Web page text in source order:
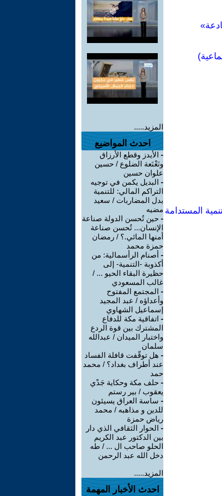
المستدامة
المزيد.....
احدث المواضيع
- الأيدز وقطع الأرزاق
ونَعْنَعة الضلوع / حسين
علوان حسين
- البديل يكمن في توجيه
التراكم المالي: للتنمية
بدل المضاربات / سعيد
مضيه
- حين تُحسن الدولة صناعة
الإنسان... تُحسن صناعة
أمنها المائي.؟ / رمضان
حمزة محمد
- أصنام الرأسمالية: من
أكذوبة -التنمية- إلى
حظيرة البقاء الحيو ... /
غالب المسعودي
- المجتمع المفتوح
وأعداؤه / عبد المجيد
إسماعيل الشهاوي
- اتفاقية مكة للدفاع
المشترك بين قوة الردع
واختبار الميدان / عبدالله
سلمان
- هل توقّفت قافلة الفساد
عند أطراف بغداد؟ / محمد
حمد
- حلف مكة وحكاية جَدْي
يعقوب / بير رستم
- ساسة العراق يسيئون
للدين و مذاهبه / محمد
رياض حمزة
- الحوار الثقافي الذي دار
بين الدكتور عبد الكريم
الحلو صاحب ال ... / طه
دخل الله عبد الرحمن
المزيد.....
احدث الأخبار المهمة